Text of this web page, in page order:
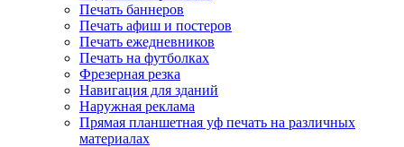
Печать баннеров
Печать афиш и постеров
Печать ежедневников
Печать на футболках
Фрезерная резка
Навигация для зданий
Наружная реклама
Прямая планшетная уф печать на различных
материалах